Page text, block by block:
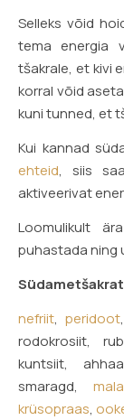
Selleks võid
tema energia
tšakrale, et kivi
korral võid
kuni tunned, et
Kui kannad
ehteid, siis
aktiveerivat
Loomulikult
puhastada ning
nefriit, peridoot
rodokrosiit,
kuntsiit,
smaragd,
krüsopraas,